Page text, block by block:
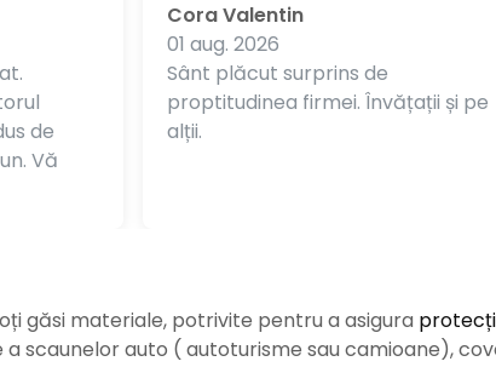
de
Vă
Sânt plăcut surprins de
proptitudinea firmei. Învățații și pe
alții.
Cora Valentin
01 aug. 2026
găsi materiale, potrivite pentru a asigura
scaunelor auto ( autoturisme sau camioane),